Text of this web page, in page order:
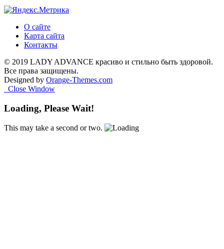
О сайте
Карта сайта
Контакты
© 2019 LADY ADVANCE красиво и стильно быть здоровой.
Все права защищены.
Designed by Orange-Themes.com
Close Window
Loading, Please Wait!
This may take a second or two.